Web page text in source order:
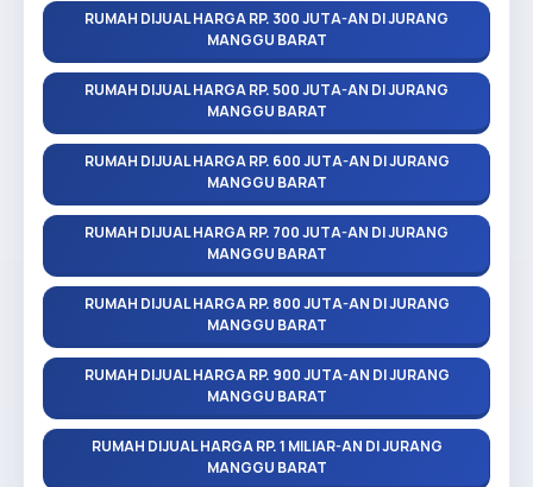
RUMAH DIJUAL HARGA RP. 300 JUTA-AN DI JURANG
MANGGU BARAT
RUMAH DIJUAL HARGA RP. 500 JUTA-AN DI JURANG
MANGGU BARAT
RUMAH DIJUAL HARGA RP. 600 JUTA-AN DI JURANG
MANGGU BARAT
RUMAH DIJUAL HARGA RP. 700 JUTA-AN DI JURANG
MANGGU BARAT
RUMAH DIJUAL HARGA RP. 800 JUTA-AN DI JURANG
MANGGU BARAT
RUMAH DIJUAL HARGA RP. 900 JUTA-AN DI JURANG
MANGGU BARAT
RUMAH DIJUAL HARGA RP. 1 MILIAR-AN DI JURANG
MANGGU BARAT